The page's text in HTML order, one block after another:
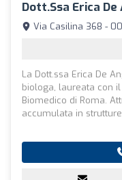
Dott.ssa Erica
Via Casilina 368 -
La Dott.ssa Erica De
biologa, laureata con
Biomedico di Roma.
accumulata in